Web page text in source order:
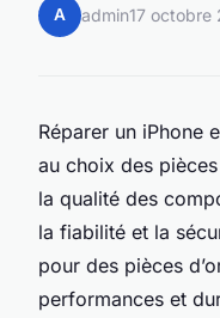
A admin17 octobre
Réparer un iPhone
au choix des
la qualité des
la fiabilité et la
pour des pièces
performances et